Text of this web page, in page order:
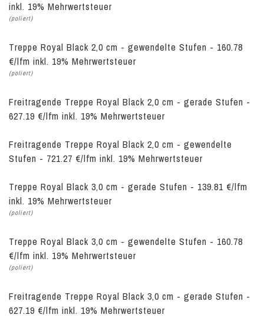
inkl. 19% Mehrwertsteuer
(poliert)
Treppe Royal Black 2,0 cm - gewendelte Stufen - 160.78
€/lfm inkl. 19% Mehrwertsteuer
(poliert)
Freitragende Treppe Royal Black 2,0 cm - gerade Stufen -
627.19 €/lfm inkl. 19% Mehrwertsteuer
Freitragende Treppe Royal Black 2,0 cm - gewendelte
Stufen - 721.27 €/lfm inkl. 19% Mehrwertsteuer
Treppe Royal Black 3,0 cm - gerade Stufen - 139.81 €/lfm
inkl. 19% Mehrwertsteuer
(poliert)
Treppe Royal Black 3,0 cm - gewendelte Stufen - 160.78
€/lfm inkl. 19% Mehrwertsteuer
(poliert)
Freitragende Treppe Royal Black 3,0 cm - gerade Stufen -
627.19 €/lfm inkl. 19% Mehrwertsteuer